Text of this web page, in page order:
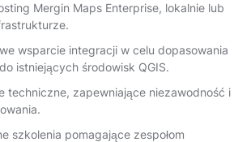
Mergin Maps Enterprise, lokalnie lub
wsparcie integracji w celu dopasowania
istniejących środowisk QGIS.
techniczne, zapewniające niezawodność i
szkolenia pomagające zespołom